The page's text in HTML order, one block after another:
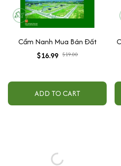
Cẩm Nanh Mua Bán Đất
$16.99 $19.00
ADD TO CART